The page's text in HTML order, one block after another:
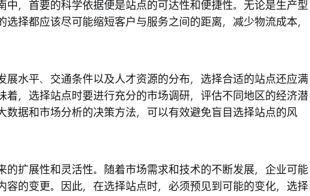
中，首要的科学依据便是站点的可达性和便捷性。无论是生产型
选择都应该尽可能缩短客户与服务之间的距离，减少物流成本，
展水平、交通条件以及人才资源的分布，选择合适的站点还应满
着，选择站点时要进行充分的市场调研，评估不同地区的经济潜
数据和市场分析的决策方法，可以有效避免盲目选择站点的风
的扩展性和灵活性。随着市场需求和技术的不断发展，企业可能
容的变更。因此，在选择站点时，必须预见到可能的变化，选择